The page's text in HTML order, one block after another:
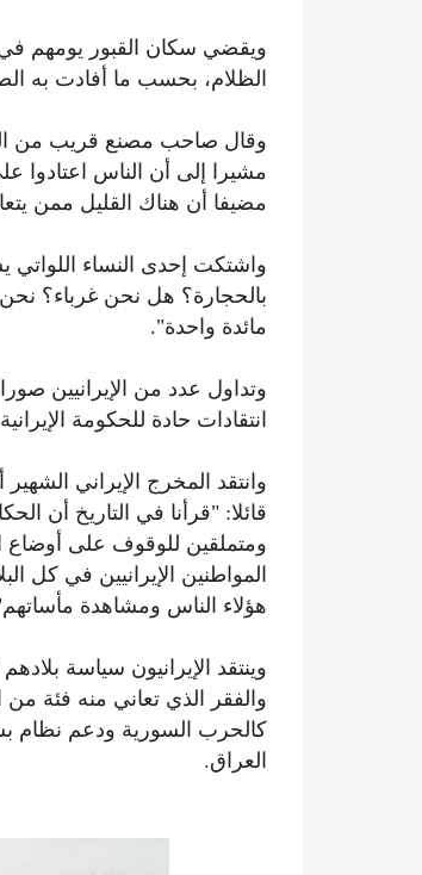
ويقضي سكان القبور يومهم في
الظلام، بحسب ما أفادت به
وقال صاحب مصنع قريب من
مشيرا إلى أن الناس اعتادوا
مضيفا أن هناك القليل ممن
واشتكت إحدى النساء اللواتي
بالحجارة؟ هل نحن غرباء؟
مائدة واحدة".
وتداول عدد من الإيرانيين
انتقادات حادة للحكومة
وانتقد المخرج الإيراني
قائلا: "قرأنا في التاريخ أن
ومتملقين للوقوف على أوضاع
المواطنين الإيرانيين في كل
هؤلاء الناس ومشاهدة
وينتقد الإيرانيون سياسة
والفقر الذي تعاني منه فئة
كالحرب السورية ودعم نظام
العراق.